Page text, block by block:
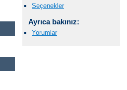
Seçenekler
Ayrıca bakınız:
Yorumlar